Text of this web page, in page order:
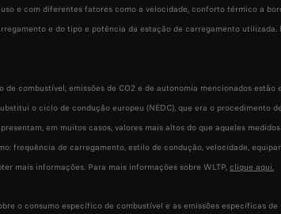
e com diferentes fatores como a velocidade, conforto térmico a
e do tipo e potência da estação de carregamento
de combustível, emissões de CO2 e de autonomia mencionados
o ciclo de condução europeu (NEDC), que era o procedimento
em muitos casos, valores mais altos do que aqueles
frequência de carregamento, estilo de condução, velocidade,
mais informações. Para mais informações sobre WLTP, clique aqui.
o consumo específico de combustível e as emissões específicas